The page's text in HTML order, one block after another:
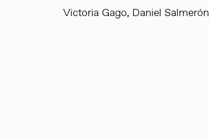
Victoria Gago, Daniel Salmerón